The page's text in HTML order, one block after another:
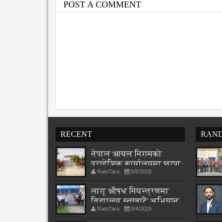
POST A COMMENT
RECENT
नेपाल आयल निगमको
प्रादेशिक कार्यालयमा छापा
RatoTara 8/5/2026
लागू औषध नियन्त्रणमा
विद्यालय स्तरबाटै अभियान
शुरुRatoTara 8/4/2026